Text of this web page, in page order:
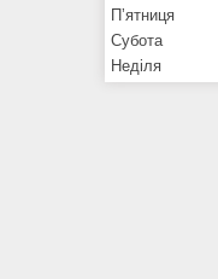
Пʼятниця
Субота
Неділя